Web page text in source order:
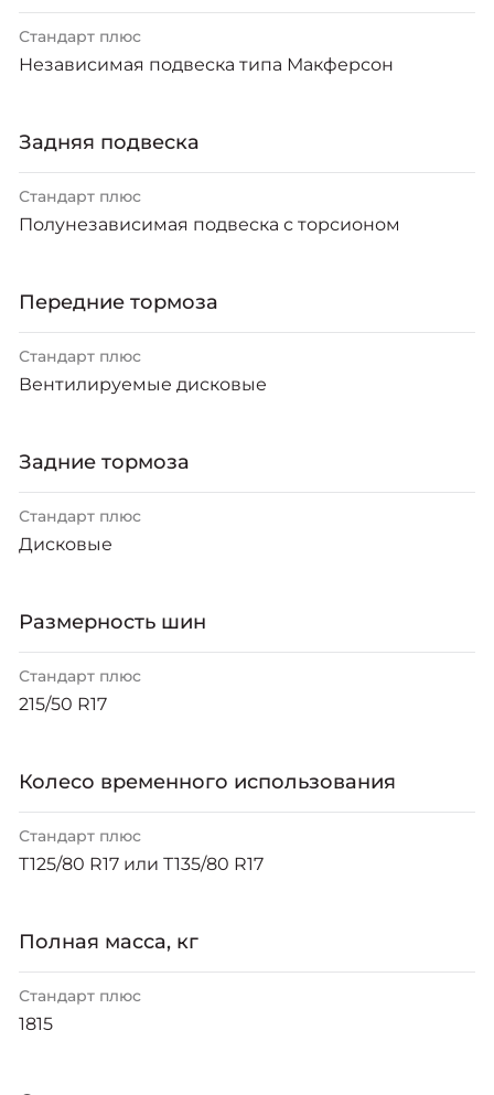
Стандарт плюс
Независимая подвеска типа Макферсон
Задняя подвеска
Стандарт плюс
Полунезависимая подвеска с торсионом
Передние тормоза
Стандарт плюс
Вентилируемые дисковые
Задние тормоза
Стандарт плюс
Дисковые
Размерность шин
Стандарт плюс
215/50 R17
Колесо временного использования
Стандарт плюс
Т125/80 R17 или Т135/80 R17
Полная масса, кг
Стандарт плюс
1815